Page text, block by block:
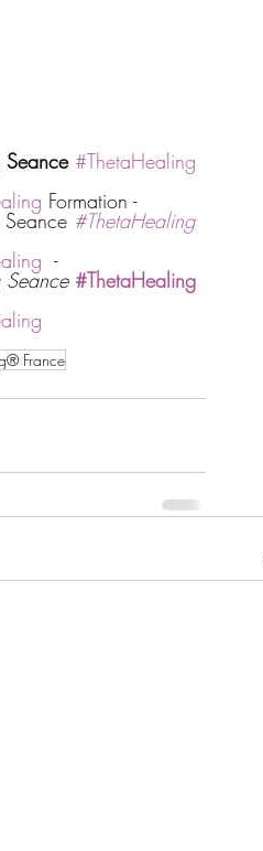
Seance #ThetaHealing
Formation -
Seance #ThetaHealing
  -
Seance #ThetaHealing
France